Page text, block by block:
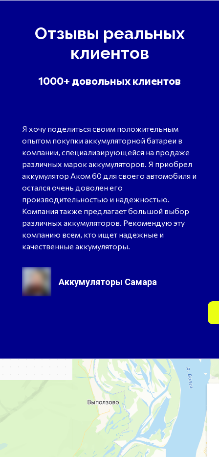
Отзывы реальных
клиентов
1000+ довольных клиентов
Я хочу поделиться своим положительным
опытом покупки аккумуляторной батареи в
компании, специализирующейся на продаже
различных марок аккумуляторов. Я приобрел
аккумулятор Аком 60 для своего автомобиля и
остался очень доволен его
производительностью и надежностью.
Компания также предлагает большой выбор
различных аккумуляторов. Рекомендую эту
компанию всем, кто ищет надежные и
качественные аккумуляторы.
Аккумуляторы Самара